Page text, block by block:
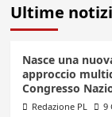
Ultime
Nasce una
approccio
Congresso
Redazione PL 9